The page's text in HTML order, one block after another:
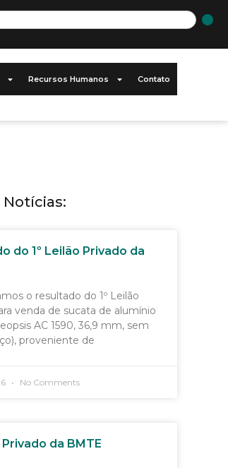
Recursos Humanos Contato
Notícias:
do 1º Leilão Privado da
o resultado do 1º Leilão
venda de sucata de alumínio
AC 1590, 36,9 mm, sem
proveniente de
No Comments
Privado da BMTE